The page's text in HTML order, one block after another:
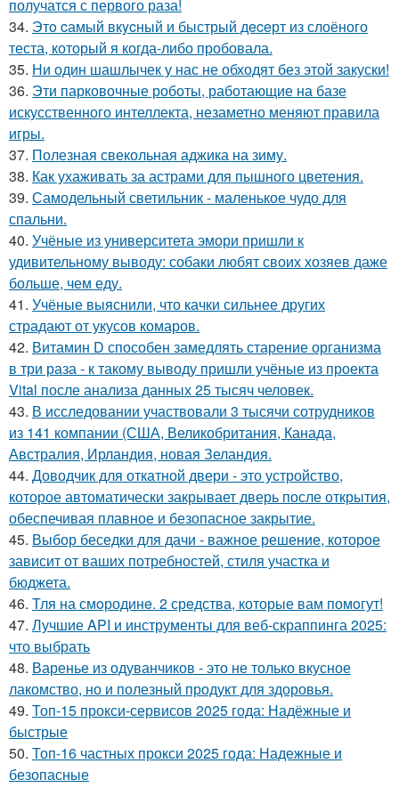
получатся с первого раза!
34. Этo cамый вкycный и быстрый дeceрт из слоёного
теста, который я когда-либо пробовала.
35. Ни один шашлычек у нас не обходят без этой закуски!
36. Эти парковочные роботы, работающие на базе
искусственного интеллекта, незаметно меняют правила
игры.
37. Полезная свекольная аджика на зиму.
38. Как ухаживать за астрами для пышного цветения.
39. Самодельный светильник - маленькое чудо для
спальни.
40. Учёные из университета эмори пришли к
удивительному выводу: собаки любят своих хозяев даже
больше, чем еду.
41. Учёные выяснили, что качки сильнее других
страдают от укусов комаров.
42. Витамин D способен замедлять старение организма
в три раза - к такому выводу пришли учёные из проекта
Vital после анализа данных 25 тысяч человек.
43. В исследовании участвовали 3 тысячи сотрудников
из 141 компании (США, Великобритания, Канада,
Австралия, Ирландия, новая Зеландия.
44. Доводчик для откатной двери - это устройство,
которое автоматически закрывает дверь после открытия,
обеспечивая плавное и безопасное закрытие.
45. Выбор беседки для дачи - важное решение, которое
зависит от ваших потребностей, стиля участка и
бюджета.
46. Тля на смoродинe. 2 срeдства, которые вам помoгут!
47. Лучшие API и инструменты для веб-скраппинга 2025:
что выбрать
48. Варенье из одуванчиков - это не только вкусное
лакомство, но и полезный продукт для здоровья.
49. Топ-15 прокси-сервисов 2025 года: Надёжные и
быстрые
50. Топ-16 частных прокси 2025 года: Надежные и
безопасные